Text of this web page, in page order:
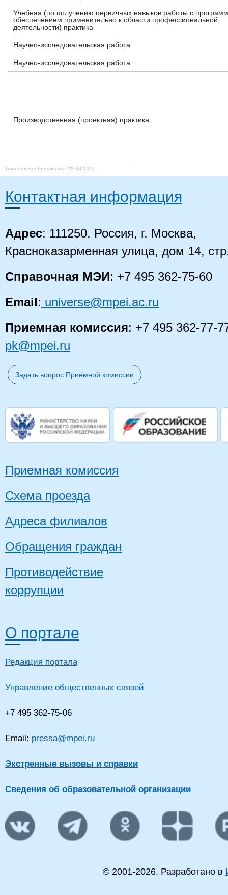
22.12.2021
22.12.2021
22.12.2021
22.12.2021
22.12.2021
22.12.2021
22.12.2021
22.12.2021
22.12.2021
22.12.2021
22.12.2021
22.12.2021
27.12.2021
28.12.2021
12.03.2021
12.03.2021
12.03.2021
Учебная (по получению первичных навыков работы с
обеспечением применительно к области профессиональной
деятельности) практика
12.03.2021
Научно-исследовательская работа
12.03.2021
Научно-исследовательская работа
12.03.2021
Производственная (проектная) практика
12.03.2021
Контактная информация
Адрес: 111250, Россия, г. Москва,
Красноказарменная улица, дом 14,
Справочная МЭИ: +7 495 362-75-60
Email: universe@mpei.ac.ru
Приемная комиссия: +7 495 362-77-
pk@mpei.ru
Задать вопрос Приёмной комиссии
Приемная комиссия
Схема проезда
Адреса филиалов
Обращения граждан
Противодействие
коррупции
О портале
Редакция портала
Управление общественных связей
+7 495 362-75-06
Email: pressa@mpei.ru
Экстренные вызовы и справки
Сведения об образовательной организации
© 2001-2026. Разработано в